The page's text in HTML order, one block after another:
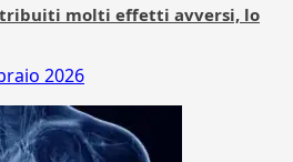
molti effetti avversi, lo
2026